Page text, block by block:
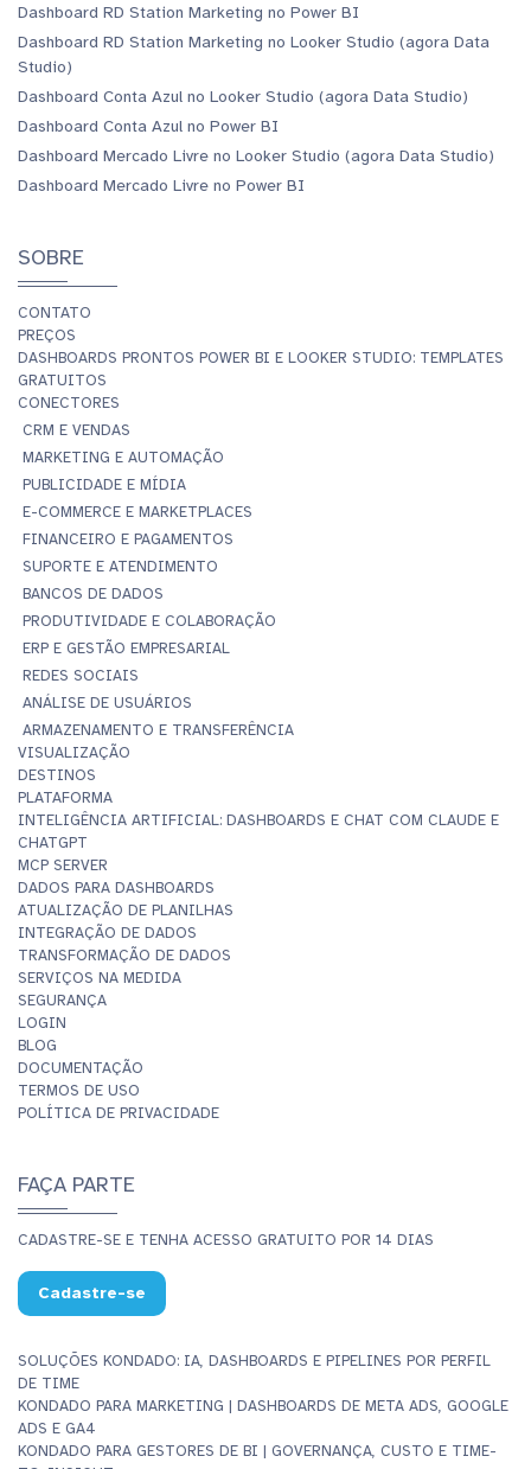
Dashboard RD Station Marketing no Power BI
Dashboard RD Station Marketing no Looker Studio (agora Data
Studio)
Dashboard Conta Azul no Looker Studio (agora Data Studio)
Dashboard Conta Azul no Power BI
Dashboard Mercado Livre no Looker Studio (agora Data Studio)
Dashboard Mercado Livre no Power BI
SOBRE
CONTATO
PREÇOS
DASHBOARDS PRONTOS POWER BI E LOOKER STUDIO: TEMPLATES
GRATUITOS
CONECTORES
CRM E VENDAS
MARKETING E AUTOMAÇÃO
PUBLICIDADE E MÍDIA
E-COMMERCE E MARKETPLACES
FINANCEIRO E PAGAMENTOS
SUPORTE E ATENDIMENTO
BANCOS DE DADOS
PRODUTIVIDADE E COLABORAÇÃO
ERP E GESTÃO EMPRESARIAL
REDES SOCIAIS
ANÁLISE DE USUÁRIOS
ARMAZENAMENTO E TRANSFERÊNCIA
VISUALIZAÇÃO
DESTINOS
PLATAFORMA
INTELIGÊNCIA ARTIFICIAL: DASHBOARDS E CHAT COM CLAUDE E
CHATGPT
MCP SERVER
DADOS PARA DASHBOARDS
ATUALIZAÇÃO DE PLANILHAS
INTEGRAÇÃO DE DADOS
TRANSFORMAÇÃO DE DADOS
SERVIÇOS NA MEDIDA
SEGURANÇA
LOGIN
BLOG
DOCUMENTAÇÃO
TERMOS DE USO
POLÍTICA DE PRIVACIDADE
FAÇA PARTE
CADASTRE-SE E TENHA ACESSO GRATUITO POR 14 DIAS
Cadastre-se
SOLUÇÕES KONDADO: IA, DASHBOARDS E PIPELINES POR PERFIL
DE TIME
KONDADO PARA MARKETING | DASHBOARDS DE META ADS, GOOGLE
ADS E GA4
KONDADO PARA GESTORES DE BI | GOVERNANÇA, CUSTO E TIME-